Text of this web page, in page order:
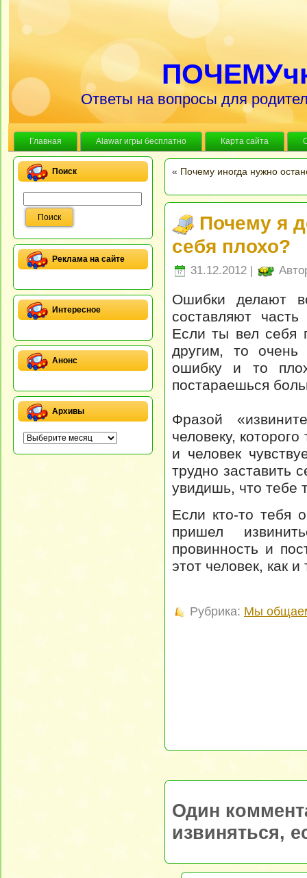
Ответы на вопросы для
Главная Alawar игры бесплатно Карта сайта
Поиск
Реклама на сайте
Интересное
Анонс
Архивы
« Почему иногда нужно
Почему я
себя плохо?
31.12.2012 |
Ошибки делают
составляют
Если ты вел себя
другим, то
ошибку и то
постараешься
Фразой
человеку,
и человек
трудно заставить
увидишь, что тебе
Если кто-то тебя
пришел
провинность и
этот человек, как
Рубрика: Мы
Один
извиняться,